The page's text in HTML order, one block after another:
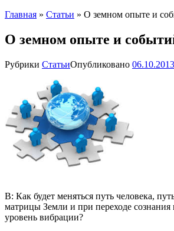
Главная » Статьи » О земном опыте и
О земном опыте и
Рубрики СтатьиОпубликовано
В: Как будет меняться путь человека,
матрицы Земли и при переходе сознания
уровень вибрации?